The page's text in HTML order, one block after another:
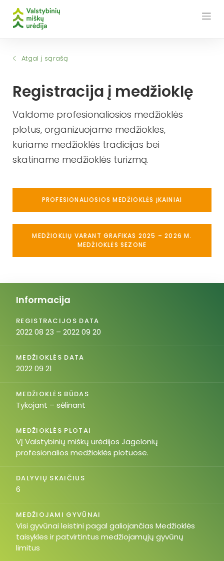
Atgal į sąrašą
Registracija į medžioklę
Valdome profesionaliosios medžioklės
plotus, organizuojame medžiokles,
kuriame medžioklės tradicijas bei
skatiname medžioklės turizmą.
PROFESIONALIOSIOS MEDŽIOKLĖS ĮKAINIAI
MEDŽIOKLIŲ VARANT GRAFIKAS 2025 – 2026 M.
MEDŽIOKLĖS SEZONE
Informacija
REGISTRACIJOS DATA
2022 08 23 – 2022 09 20
MEDŽIOKLĖS DATA
2022 09 21
MEDŽIOKLĖS BŪDAS
Tykojant – sėlinant
MEDŽIOKLĖS PLOTAI
VĮ Valstybinių miškų urėdijos Jagelonių
profesionalios medžioklės plotuose.
DALYVIŲ SKAIČIUS
6
MEDŽIOJAMI GYVŪNAI
Visi gyvūnai leistini pagal galiojančias Medžioklės
taisykles ir patvirtintus medžiojamųjų gyvūnų
limitus